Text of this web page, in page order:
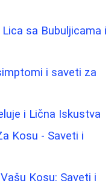
sa Bubuljicama i
i saveti za
i Lična Iskustva
Kosu - Saveti i
Kosu: Saveti i